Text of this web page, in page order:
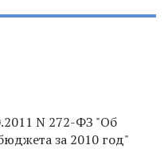
N 272-ФЗ "Об
за 2010 год"